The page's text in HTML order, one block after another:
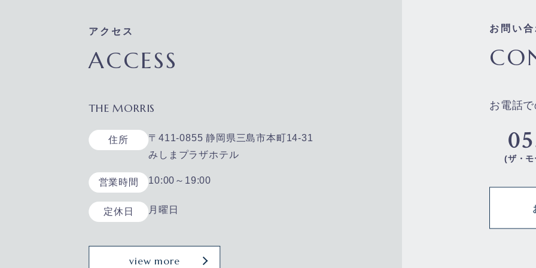
アクセス
ACCESS
THE MORRIS
住所
〒411-0855 静岡県三島市本町14-31
みしまプラザホテル
営業時間 10:00～19:00
定休日 月曜日
view more
お問い
お電話
(ザ・